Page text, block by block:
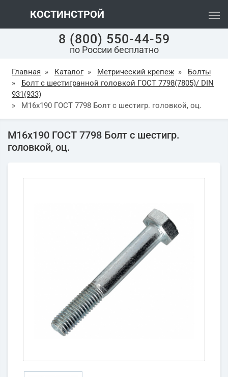
КОСТИНСТРОЙ
8 (800) 550-44-59
по России бесплатно
Главная » Каталог » Метрический крепеж »
Болты
»
Болт с шестигранной головкой ГОСТ 7798(7805)/ DIN
931(933)
»
М16х190 ГОСТ 7798 Болт с шестигр. головкой, оц.
М16х190 ГОСТ 7798 Болт с шестигр.
головкой, оц.